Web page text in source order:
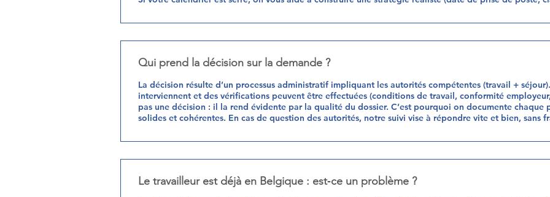
Qui prend la décision sur la demande ?
La décision résulte d’un processus administratif impliquant les autorités compétentes (travail +
interviennent et des vérifications peuvent être effectuées (conditions de travail, conformité
pas une décision : il la rend évidente par la qualité du dossier. C’est pourquoi on documente chaque
solides et cohérentes. En cas de question des autorités, notre suivi vise à répondre vite et bien, sans
Le travailleur est déjà en Belgique : est‑ce un problème ?